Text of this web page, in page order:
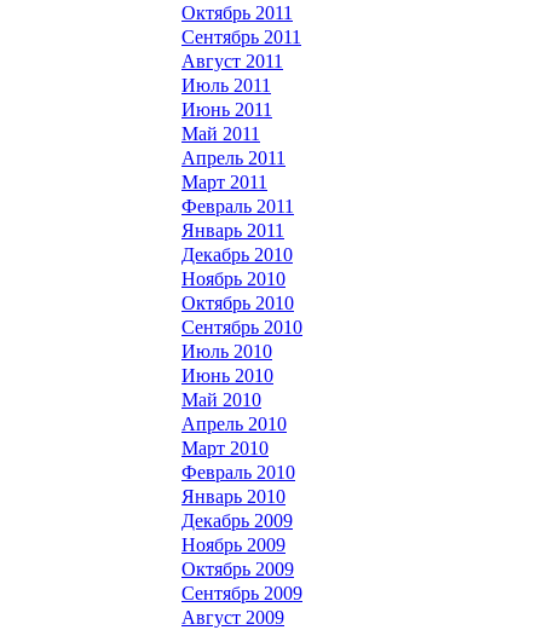
Октябрь 2011
Сентябрь 2011
Август 2011
Июль 2011
Июнь 2011
Май 2011
Апрель 2011
Март 2011
Февраль 2011
Январь 2011
Декабрь 2010
Ноябрь 2010
Октябрь 2010
Сентябрь 2010
Июль 2010
Июнь 2010
Май 2010
Апрель 2010
Март 2010
Февраль 2010
Январь 2010
Декабрь 2009
Ноябрь 2009
Октябрь 2009
Сентябрь 2009
Август 2009